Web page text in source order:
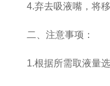
4.弃去吸液嘴，将移
二、注意事项：
1.根据所需取液量选